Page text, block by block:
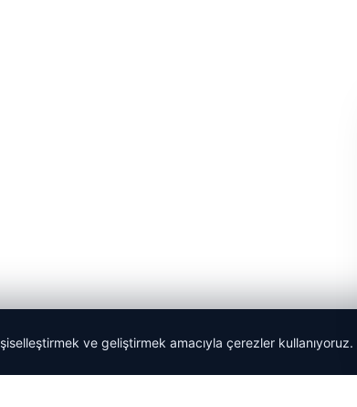
ve geliştirmek amacıyla çerezler kullanıyoruz.